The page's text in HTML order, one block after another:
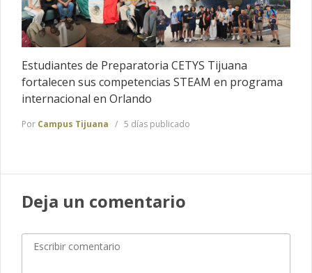
Estudiantes de Preparatoria CETYS Tijuana
fortalecen sus competencias STEAM en programa
internacional en Orlando
Por Campus Tijuana 5 días publicado
Deja un comentario